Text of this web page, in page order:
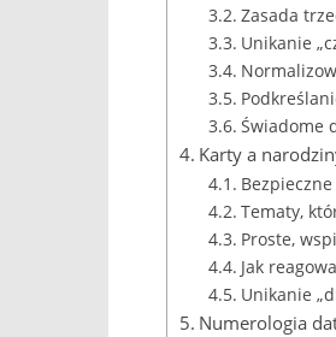
Zasada
Unikanie
Świadome
Karty a
Tematy,
Proste,
Jak
Unikanie
Numerologia